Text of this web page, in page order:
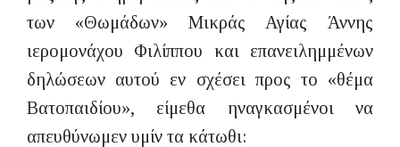
των «Θωμάδων» Μικράς Αγίας Άννης
ιερομονάχου Φιλίππου και επανειλημμένων
δηλώσεων αυτού εν σχέσει προς το «θέμα
Βατοπαιδίου», είμεθα ηναγκασμένοι να
απευθύνωμεν υμίν τα κάτωθι: